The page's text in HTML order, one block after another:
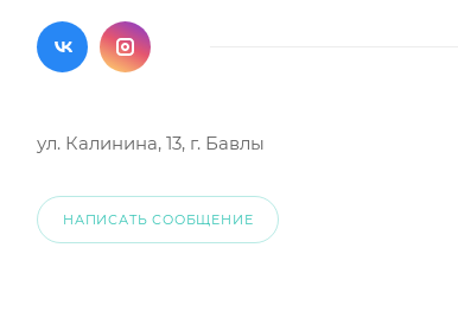
ул. Калинина, 13, г. Бавлы
НАПИСАТЬ СООБЩЕНИЕ